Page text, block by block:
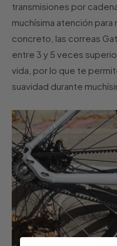
transmisiones por
muchísima atención
concreto, las correas
entre 3 y 5 veces
vida, por lo que te
suavidad durante